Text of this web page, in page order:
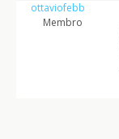
ottaviofebb
Membro